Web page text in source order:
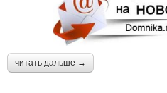
читать дальше →